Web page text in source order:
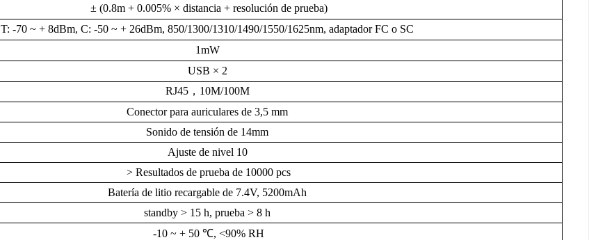
± (0.8m + 0.005% × distancia + resolución de prueba)
T: -70 ~ + 8dBm, C: -50 ~ + 26dBm, 850/1300/1310/1490/1550/1625nm, adaptador FC o SC
1mW
USB × 2
RJ45，10M/100M
Conector para auriculares de 3,5 mm
Sonido de tensión de 14mm
Ajuste de nivel 10
> Resultados de prueba de 10000 pcs
Batería de litio recargable de 7.4V, 5200mAh
standby > 15 h, prueba > 8 h
-10 ~ + 50 ℃, <90% RH